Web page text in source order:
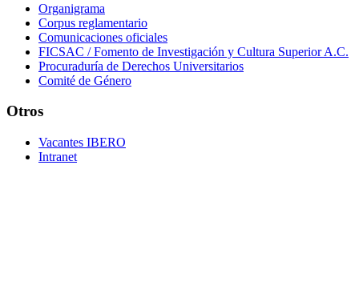
Organigrama
Corpus reglamentario
Comunicaciones oficiales
FICSAC / Fomento de Investigación y Cultura Superior A.C.
Procuraduría de Derechos Universitarios
Comité de Género
Otros
Vacantes IBERO
Intranet